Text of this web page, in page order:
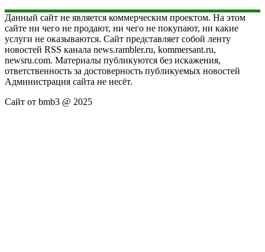
Данный сайт не является коммерческим проектом. На этом
сайте ни чего не продают, ни чего не покупают, ни какие
услуги не оказываются. Сайт представляет собой ленту
новостей RSS канала news.rambler.ru, kommersant.ru,
newsru.com. Материалы публикуются без искажения,
ответственность за достоверность публикуемых новостей
Администрация сайта не несёт.
Сайт от bmb3 @ 2025